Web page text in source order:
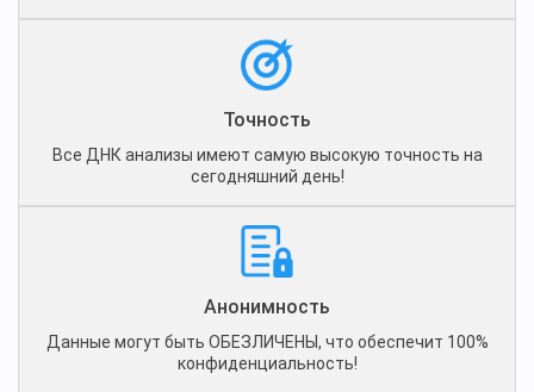
Точность
Все ДНК анализы имеют самую высокую точность на
сегодняшний день!
Анонимность
Данные могут быть ОБЕЗЛИЧЕНЫ, что обеспечит 100%
конфиденциальность!